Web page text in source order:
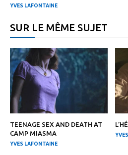
YVES LAFONTAINE
SUR LE MÊME SUJET
TEENAGE SEX AND DEATH AT
CAMP MIASMA
YVES LAFONTAINE